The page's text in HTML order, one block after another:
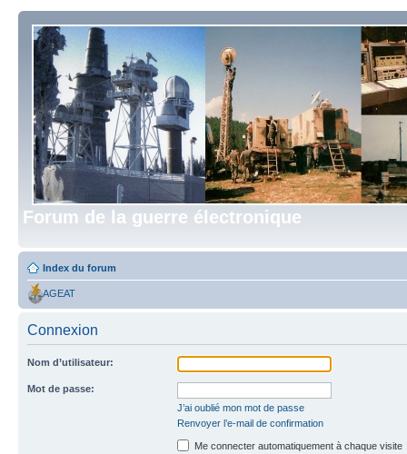
Forum de la guerre électronique
Index du forum
AGEAT
Connexion
Nom d’utilisateur:
Mot de passe:
J’ai oublié mon mot de passe
Renvoyer l’e-mail de confirmation
Me connecter automatiquement à chaque visite